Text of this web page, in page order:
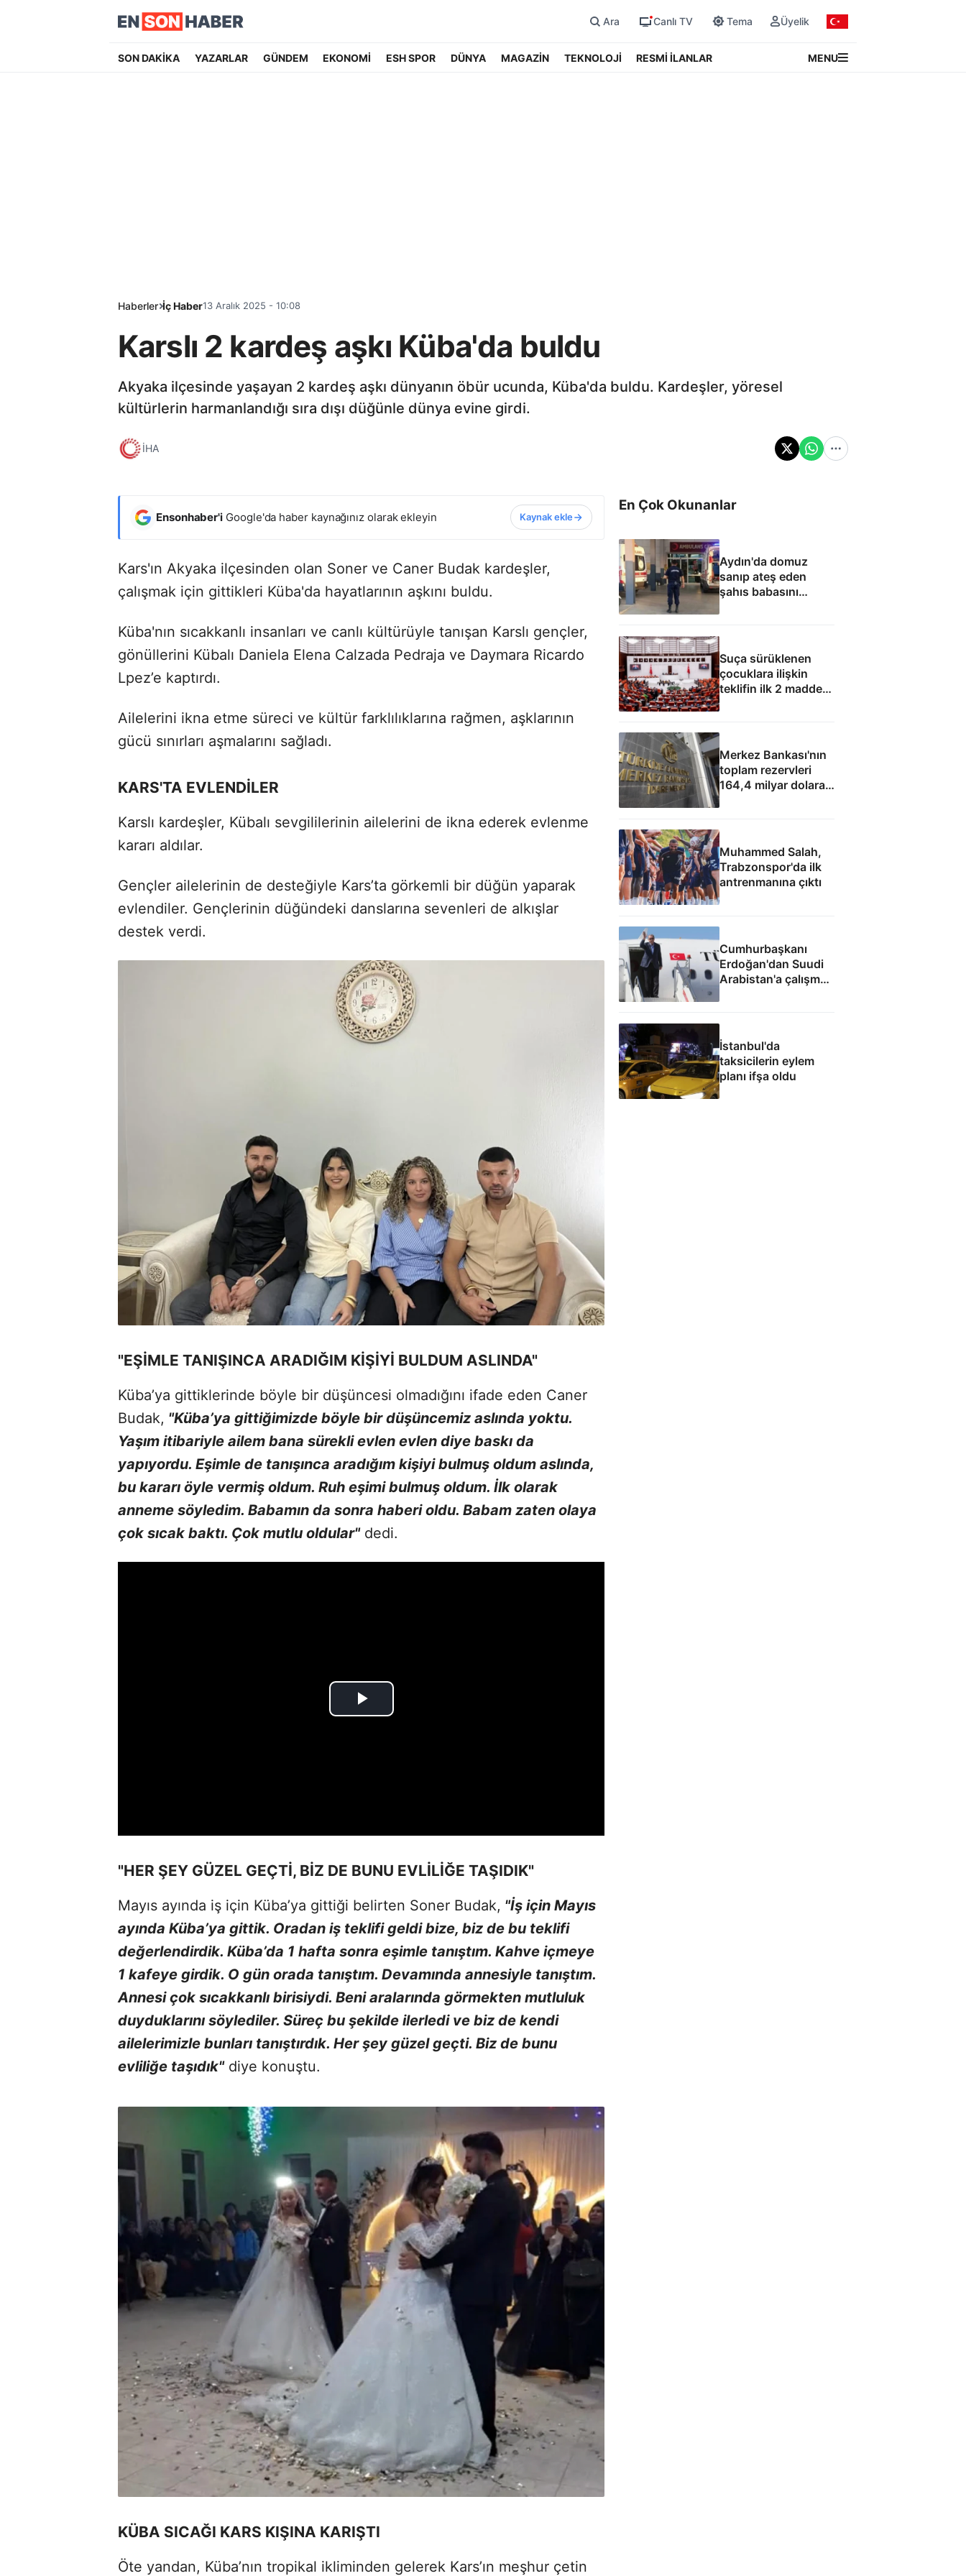
Ara Canlı TV Tema Üyelik
SON DAKİKA YAZARLAR GÜNDEM EKONOMİ ESH SPOR DÜNYA MAGAZİN TEKNOLOJİ RESMİ İLANLAR MENU
Haberler İç Haber13 Aralık 2025 - 10:08
Karslı 2 kardeş aşkı Küba'da buldu
Akyaka ilçesinde yaşayan 2 kardeş aşkı dünyanın öbür ucunda, Küba'da buldu. Kardeşler, yöresel
kültürlerin harmanlandığı sıra dışı düğünle dünya evine girdi.
İHA
Ensonhaber'i Google'da haber kaynağınız olarak ekleyin Kaynak ekle
Kars'ın Akyaka ilçesinden olan Soner ve Caner Budak kardeşler,
çalışmak için gittikleri Küba'da hayatlarının aşkını buldu.
Küba'nın sıcakkanlı insanları ve canlı kültürüyle tanışan Karslı gençler,
gönüllerini Kübalı Daniela Elena Calzada Pedraja ve Daymara Ricardo
Lpez’e kaptırdı.
Ailelerini ikna etme süreci ve kültür farklılıklarına rağmen, aşklarının
gücü sınırları aşmalarını sağladı.
KARS'TA EVLENDİLER
Karslı kardeşler, Kübalı sevgililerinin ailelerini de ikna ederek evlenme
kararı aldılar.
Gençler ailelerinin de desteğiyle Kars’ta görkemli bir düğün yaparak
evlendiler. Gençlerinin düğündeki danslarına sevenleri de alkışlar
destek verdi.
"EŞİMLE TANIŞINCA ARADIĞIM KİŞİYİ BULDUM ASLINDA"
Küba’ya gittiklerinde böyle bir düşüncesi olmadığını ifade eden Caner
Budak, "Küba’ya gittiğimizde böyle bir düşüncemiz aslında yoktu.
Yaşım itibariyle ailem bana sürekli evlen evlen diye baskı da
yapıyordu. Eşimle de tanışınca aradığım kişiyi bulmuş oldum aslında,
bu kararı öyle vermiş oldum. Ruh eşimi bulmuş oldum. İlk olarak
anneme söyledim. Babamın da sonra haberi oldu. Babam zaten olaya
çok sıcak baktı. Çok mutlu oldular"dedi.
"HER ŞEY GÜZEL GEÇTİ, BİZ DE BUNU EVLİLİĞE TAŞIDIK"
Mayıs ayında iş için Küba’ya gittiği belirten Soner Budak, "İş için Mayıs
ayında Küba’ya gittik. Oradan iş teklifi geldi bize, biz de bu teklifi
değerlendirdik. Küba’da 1 hafta sonra eşimle tanıştım. Kahve içmeye
1 kafeye girdik. O gün orada tanıştım. Devamında annesiyle tanıştım.
Annesi çok sıcakkanlı birisiydi. Beni aralarında görmekten mutluluk
duyduklarını söylediler. Süreç bu şekilde ilerledi ve biz de kendi
ailelerimizle bunları tanıştırdık. Her şey güzel geçti. Biz de bunu
evliliğe taşıdık"diye konuştu.
KÜBA SICAĞI KARS KIŞINA KARIŞTI
Öte yandan, Küba’nın tropikal ikliminden gelerek Kars’ın meşhur çetin
En Çok Okunanlar
Aydın'da domuz
sanıp ateş eden
şahıs babasını
Suça sürüklenen
çocuklara ilişkin
teklifin ilk 2 maddesi
kabul edildi
Merkez Bankası'nın
toplam rezervleri
164,4 milyar dolara
yükseldi
Muhammed Salah,
Trabzonspor'da ilk
antrenmanına çıktı
Cumhurbaşkanı
Erdoğan'dan Suudi
Arabistan'a çalışma
İstanbul'da
taksicilerin eylem
planı ifşa oldu